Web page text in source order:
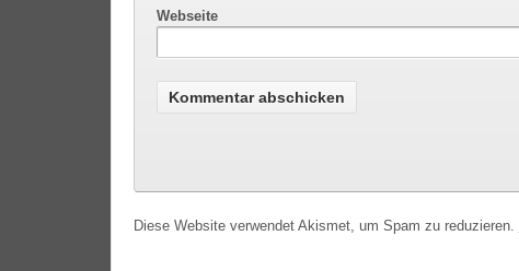
Webseite
Diese Website verwendet Akismet, um Spam zu reduzieren.